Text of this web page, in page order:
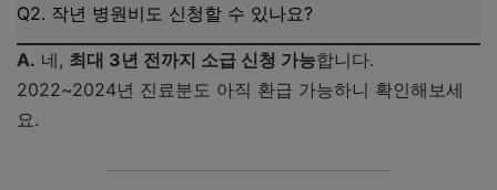
Q2. 작년 병원비도 신청할 수 있나요?
A. 네, 최대 3년 전까지 소급 신청 가능합니다.
2022~2024년 진료분도 아직 환급 가능하니 확인해보세
요.